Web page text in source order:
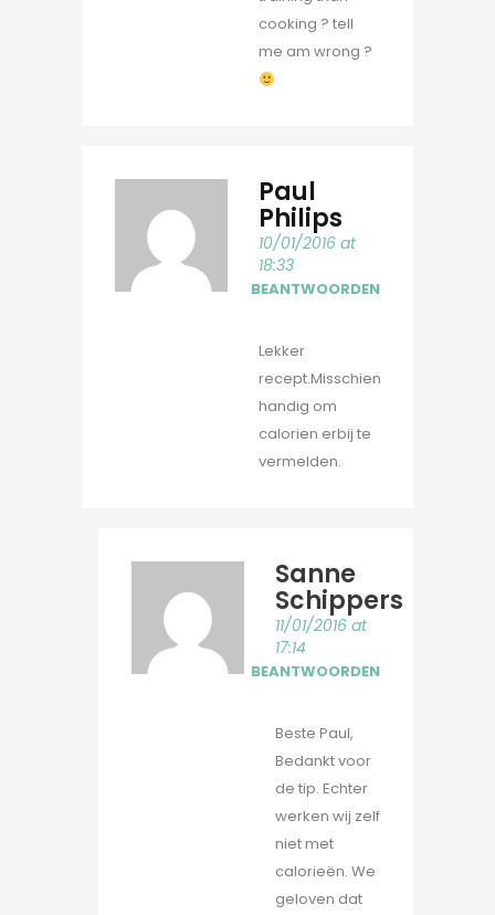
cooking ? tell
me am wrong ?
Paul
Philips
10/01/2016 at
18:33
BEANTWOORDEN
Lekker
recept.Misschien
handig om
calorien erbij te
vermelden.
Sanne
Schippers
11/01/2016 at
17:14
BEANTWOORDEN
Beste Paul,
Bedankt voor
de tip. Echter
werken wij zelf
niet met
calorieën. We
geloven dat